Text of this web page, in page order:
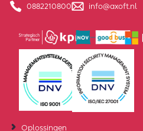
0882210800 info@axoft.nl
Oplossingen